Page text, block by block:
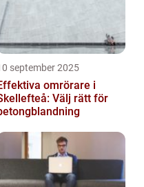
september 2025
omrörare i
Välj rätt för